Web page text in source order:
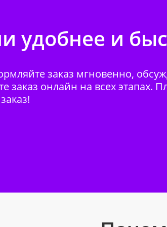
удобнее и
заказ мгновенно,
заказ онлайн на всех этапах.